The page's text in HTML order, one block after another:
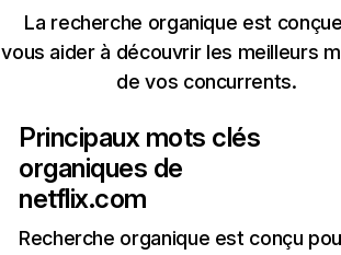
La recherche organique est
vous aider à découvrir les meilleurs
de vos concurrents.
Principaux mots clés
organiques de
netflix.com
Recherche organique est conçu